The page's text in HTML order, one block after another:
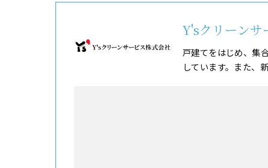
Y'sクリーンサ
戸建てをはじめ、集
しています。また、